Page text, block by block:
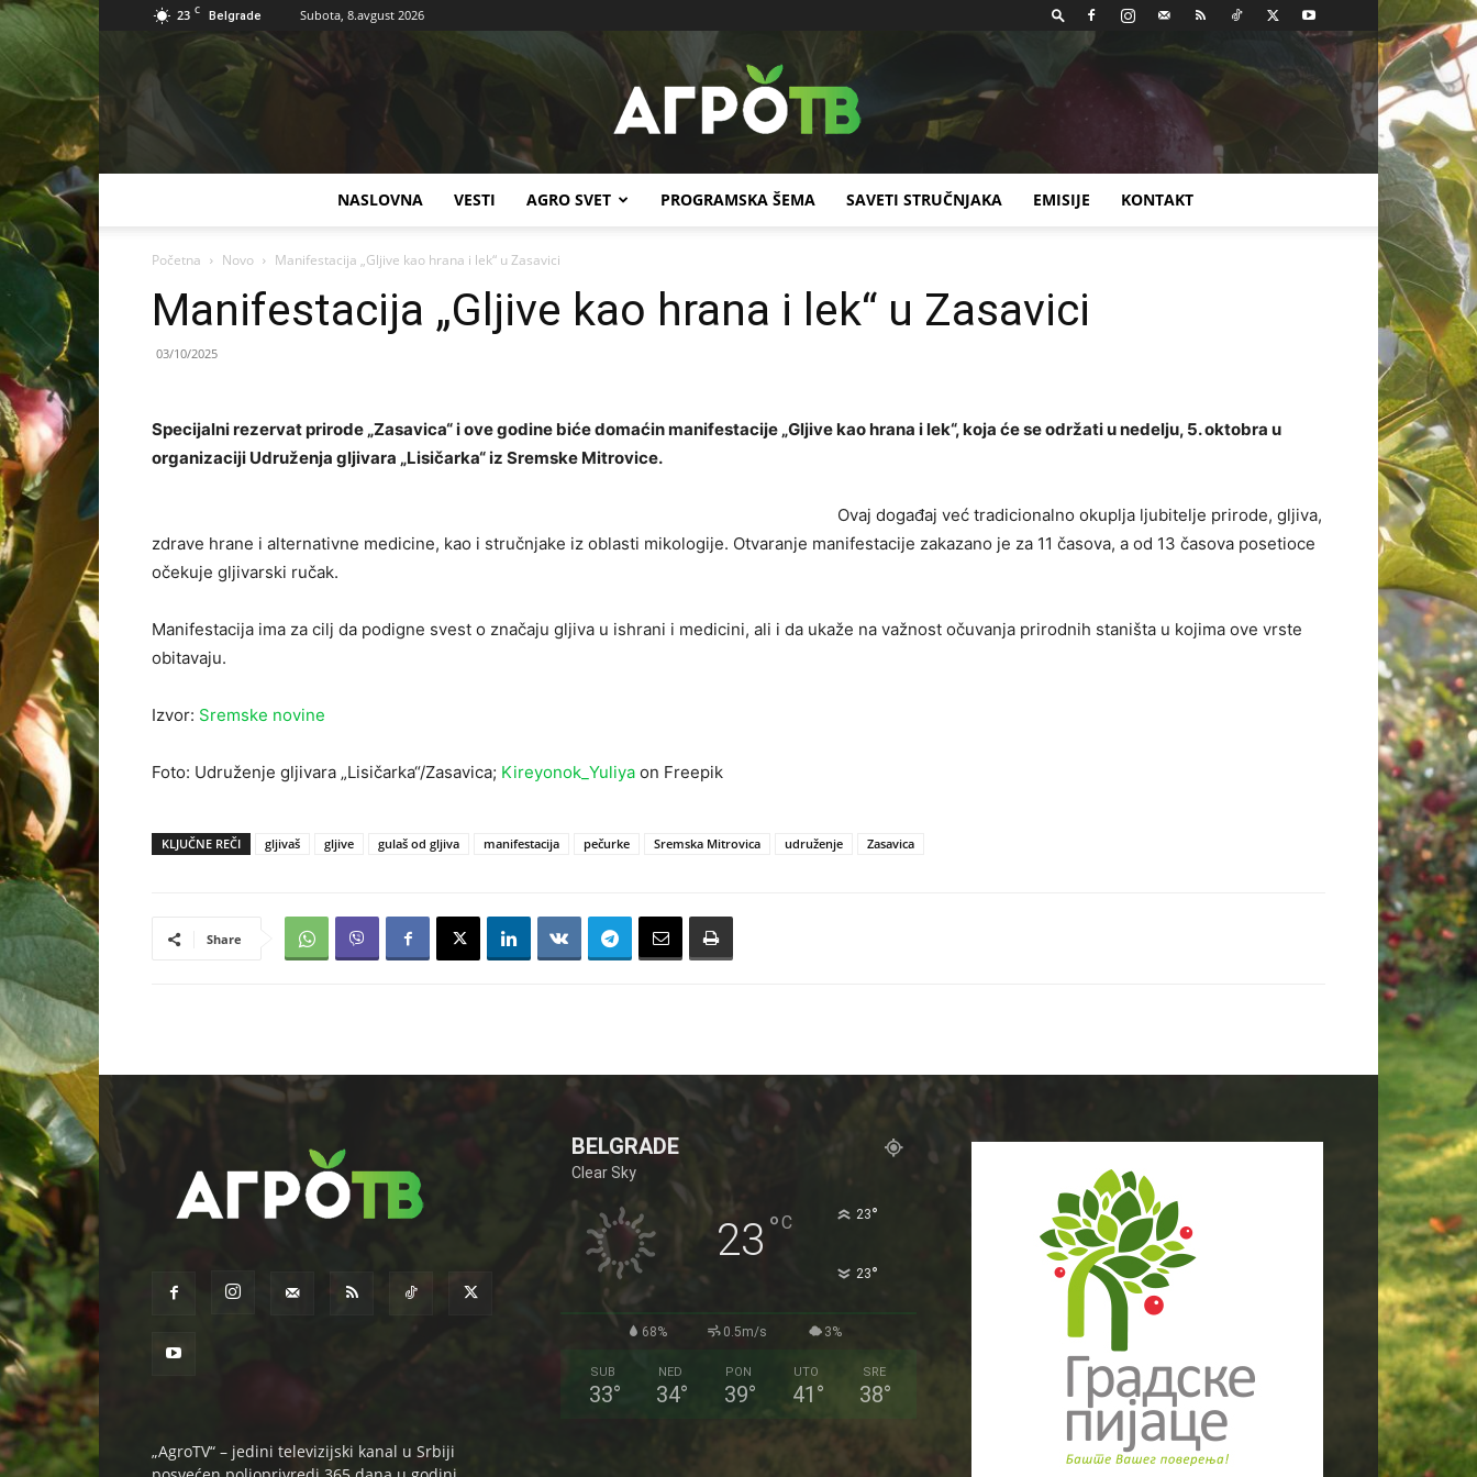
23 C Belgrade Subota, 8.avgust 2026
NASLOVNA VESTI AGRO SVET PROGRAMSKA ŠEMA SAVETI STRUČNJAKA EMISIJE KONTAKT
Početna Novo Manifestacija „Gljive kao hrana i lek“ u Zasavici
Manifestacija „Gljive kao hrana i lek“ u Zasavici
03/10/2025
Specijalni rezervat prirode „Zasavica“ i ove godine biće domaćin manifestacije „Gljive kao hrana i lek“, koja će se održati u nedelju, 5. oktobra u
organizaciji Udruženja gljivara „Lisičarka“ iz Sremske Mitrovice.
Ovaj događaj već tradicionalno okuplja ljubitelje prirode, gljiva,
zdrave hrane i alternativne medicine, kao i stručnjake iz oblasti mikologije. Otvaranje manifestacije zakazano je za 11 časova, a od 13 časova posetioce
očekuje gljivarski ručak.
Manifestacija ima za cilj da podigne svest o značaju gljiva u ishrani i medicini, ali i da ukaže na važnost očuvanja prirodnih staništa u kojima ove vrste
obitavaju.
Izvor: Sremske novine
Foto: Udruženje gljivara „Lisičarka“/Zasavica; Kireyonok_Yuliya on Freepik
KLJUČNE REČI gljivaš gljive gulaš od gljiva manifestacija pečurke Sremska Mitrovica udruženje Zasavica
Share
„AgroTV“ – jedini televizijski kanal u Srbiji
BELGRADE
Clear Sky
23 °C 23°
23°
68% 0.5m/s 3%
SUB
33°
NED
34°
PON
39°
UTO
41 °
SRE
38°